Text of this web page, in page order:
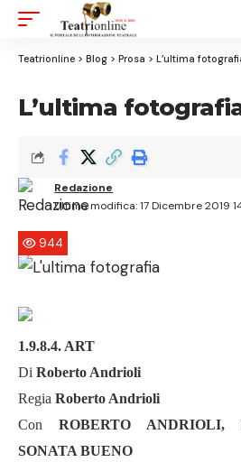
Teatrionline > Blog > Prosa > L’ultima
L’ultima
Ultima modifica: 17 Dicembre 2019
Redazione
944
1.9.8.4. ART
Di Roberto Andrioli
Regia Roberto Andrioli
Con ROBERTO ANDRIOLI,
SONATA BUENO